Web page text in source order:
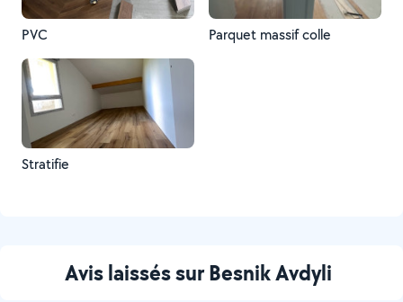
PVC Parquet massif colle
Stratifie
Avis laissés sur Besnik Avdyli